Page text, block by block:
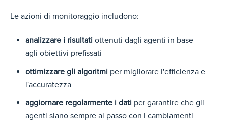
Le azioni di monitoraggio includono:
analizzare i risultati ottenuti dagli agenti in base
agli obiettivi prefissati
ottimizzare gli algoritmi per migliorare l'efficienza e
l'accuratezza
aggiornare regolarmente i dati per garantire che gli
agenti siano sempre al passo con i cambiamenti